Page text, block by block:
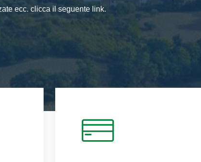
ecc. clicca il seguente link.